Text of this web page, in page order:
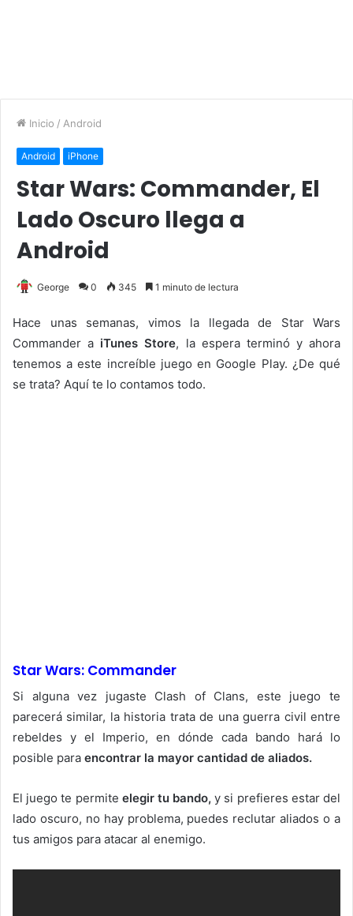
Inicio / Android
Android iPhone
Star Wars: Commander, El
Lado Oscuro llega a
Android
George 0 345 1 minuto de lectura
Hace unas semanas, vimos la llegada de Star Wars
Commander a iTunes Store, la espera terminó y ahora
tenemos a este increíble juego en Google Play. ¿De qué
se trata? Aquí te lo contamos todo.
Star Wars: Commander
Si alguna vez jugaste Clash of Clans, este juego te
parecerá similar, la historia trata de una guerra civil entre
rebeldes y el Imperio, en dónde cada bando hará lo
posible para encontrar la mayor cantidad de aliados.
El juego te permite elegir tu bando,y si prefieres estar del
lado oscuro, no hay problema, puedes reclutar aliados o a
tus amigos para atacar al enemigo.